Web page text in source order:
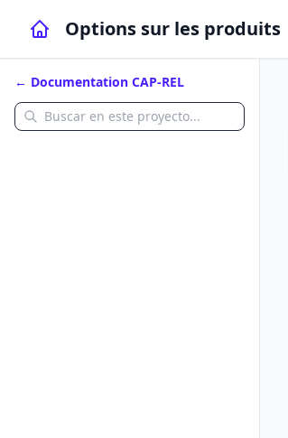
Options sur les produits
← Documentation CAP-REL